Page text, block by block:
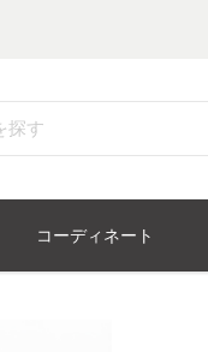
コーディネート